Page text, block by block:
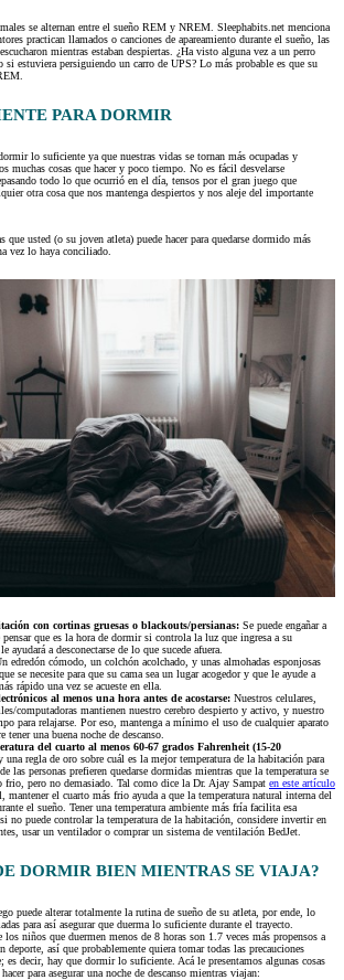
se alternan entre el sueño REM y NREM. Sleephabits.net menciona
practican llamados o canciones de apareamiento durante el sueño, las
mientras estaban despiertas. ¿Ha visto alguna vez a un perro
si estuviera persiguiendo un carro de UPS? Lo más probable es que su
PARA DORMIR
lo suficiente ya que nuestras vidas se tornan más ocupadas y
muchas cosas que hacer y poco tiempo. No es fácil desvelarse
todo lo que ocurrió en el día, tensos por el gran juego que
otra cosa que nos mantenga despiertos y nos aleje del importante
que usted (o su joven atleta) puede hacer para quedarse dormido más
vez lo haya conciliado.
con cortinas gruesas o blackouts/persianas: Se puede engañar a
pensar que es la hora de dormir si controla la luz que ingresa a su
ayudará a desconectarse de lo que sucede afuera.
edredón cómodo, un colchón acolchado, y unas almohadas esponjosas
se necesite para que su cama sea un lugar acogedor y que le ayude a
rápido una vez se acueste en ella.
al menos una hora antes de acostarse: Nuestros celulares,
computadoras mantienen nuestro cerebro despierto y activo, y nuestro
para relajarse. Por eso, mantenga a mínimo el uso de cualquier aparato
una buena noche de descanso.
del cuarto al menos 60-67 grados Fahrenheit (15-20
una regla de oro sobre cuál es la mejor temperatura de la habitación para
las personas prefieren quedarse dormidas mientras que la temperatura se
frio, pero no demasiado. Tal como dice la Dr. Ajay Sampat en este artículo
mantener el cuarto más frio ayuda a que la temperatura natural interna del
el sueño. Tener una temperatura ambiente más fría facilita esa
no puede controlar la temperatura de la habitación, considere invertir en
usar un ventilador o comprar un sistema de ventilación BedJet.
DORMIR BIEN MIENTRAS SE VIAJA?
puede alterar totalmente la rutina de sueño de su atleta, por ende, lo
para así asegurar que duerma lo suficiente durante el trayecto.
los niños que duermen menos de 8 horas son 1.7 veces más propensos a
deporte, así que probablemente quiera tomar todas las precauciones
es decir, hay que dormir lo suficiente. Acá le presentamos algunas cosas
para asegurar una noche de descanso mientras viajan: